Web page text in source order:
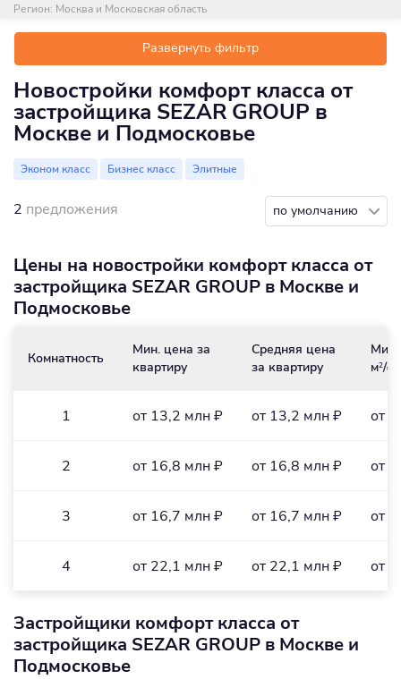
Регион: Москва и Московская область
Развернуть фильтр
Новостройки комфорт класса от
застройщика SEZAR GROUP в
Москве и Подмосковье
Эконом класс Бизнес класс Элитные
2 предложения по умолчанию
Цены на новостройки комфорт класса от
застройщика SEZAR GROUP в Москве и
Подмосковье
Комнатность
Мин. цена за
квартиру
Средняя цена
за квартиру
Мин.
м2/₽
1 от 13,2 млн ₽ от 13,2 млн ₽ от
2 от 16,8 млн ₽ от 16,8 млн ₽ от
3 от 16,7 млн ₽ от 16,7 млн ₽ от
4 от 22,1 млн ₽ от 22,1 млн ₽ от
Застройщики комфорт класса от
застройщика SEZAR GROUP в Москве и
Подмосковье